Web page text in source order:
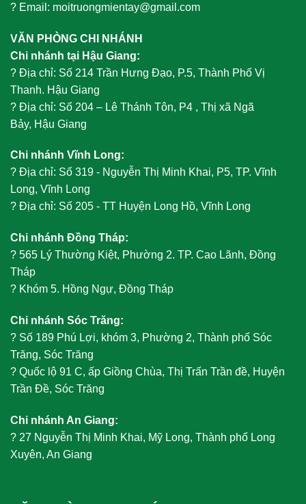
? Email: moitruongmientay@gmail.com
VĂN PHÒNG CHI NHÁNH
Chi nhánh tại Hậu Giang:
? Địa chỉ: Số 214 Trần Hưng Đạo, P.5, Thành Phố Vị
Thanh. Hậu Giang
? Địa chỉ: Số 204 – Lê Thánh Tôn, P4 , Thị xã Ngã
Bảy, Hậu Giang
Chi nhánh Vĩnh Long:
? Địa chỉ: Số 319 - Nguyễn Thị Minh Khai, P5, TP. Vĩnh
Long, Vĩnh Long
? Địa chỉ: Số 205 - TT Huyện Long Hồ, Vĩnh Long
Chi nhánh Đồng Tháp:
? 565 Lý Thường Kiệt, Phường 2. TP. Cao Lãnh, Đồng
Tháp
? Khóm 5. Hồng Ngự, Đồng Tháp
Chi nhánh Sóc Trăng:
? Số 189 Phú Lợi, khóm 3, Phường 2, Thành phố Sóc
Trăng, Sóc Trăng
? Quốc lộ 91 C, ấp Giồng Chùa, Thị Trấn Trần đề, Huyện
Trần Đề, Sóc Trăng
Chi nhánh An Giang:
? 27 Nguyễn Thị Minh Khai, Mỹ Long, Thành phố Long
Xuyên, An Giang